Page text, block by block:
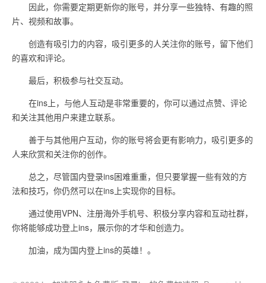
因此，你需要定期更新你的账号，并分享一些独特、有趣的照
片、视频和故事。
创造有吸引力的内容，吸引更多的人关注你的账号，留下他们
的喜欢和评论。
最后，积极参与社交互动。
在ins上，与他人互动是非常重要的，你可以通过点赞、评论
和关注其他用户来建立联系。
善于与其他用户互动，你的账号将会更有影响力，吸引更多的
人来欣赏和关注你的创作。
总之，尽管国内登录ins困难重重，但只要掌握一些有效的方
法和技巧，你仍然可以在ins上实现你的目标。
通过使用VPN、注册海外手机号、积极分享内容和互动社群，
你将能够成功登上ins，展示你的才华和创造力。
加油，成为国内登上ins的英雄！。